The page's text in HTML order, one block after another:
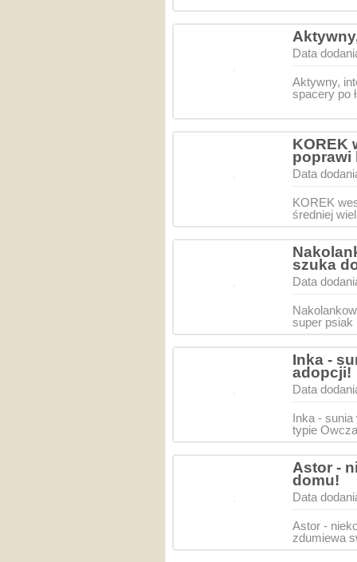
Data
Aktywny,
spacery po
KOREK
poprawi
Data
KOREK
średniej
szuka
Data
super psiak
Inka -
adopcji!
Data
Inka -
typie
Astor -
domu!
Data
Astor -
zdumiewa